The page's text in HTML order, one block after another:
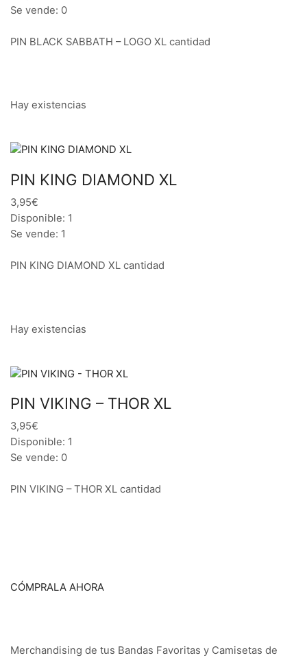
Se vende: 0
PIN BLACK SABBATH – LOGO XL cantidad
Hay existencias
PIN KING DIAMOND XL
3,95€
Disponible: 1
Se vende: 1
PIN KING DIAMOND XL cantidad
Hay existencias
PIN VIKING – THOR XL
3,95€
Disponible: 1
Se vende: 0
PIN VIKING – THOR XL cantidad
CÓMPRALA AHORA
Merchandising de tus Bandas Favoritas y Camisetas de